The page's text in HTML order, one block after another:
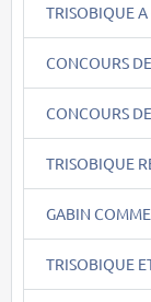
TRISOBIQUE
CONCOURS
CONCOURS
TRISOBIQUE
GABIN
TRISOBIQUE